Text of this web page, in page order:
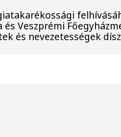
és Veszprémi
és nevezetességek